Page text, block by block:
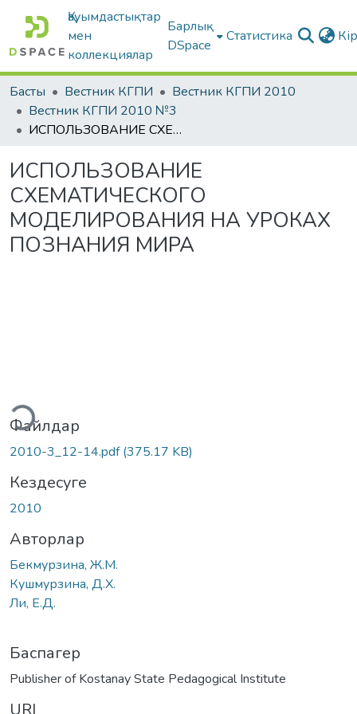
Қауымдастықтар
мен
коллекциялар
Барлық
DSpace
Статистика
Басты Вестник КГПИ
Вестник КГПИ 2010
Вестник КГПИ 2010 №3
ИСПОЛЬЗОВАНИЕ СХЕМАТИЧЕСКОГО МОДЕЛИРОВАНИЯ НА УРОКАХ ПОЗНАНИЯ МИРА
ИСПОЛЬЗОВАНИЕ
СХЕМАТИЧЕСКОГО
МОДЕЛИРОВАНИЯ НА УРОКАХ
ПОЗНАНИЯ МИРА
Файлдар
2010-3_12-14.pdf(375.17 KB)
Кездесуге
2010
Авторлар
Бекмурзина, Ж.М.
Кушмурзина, Д.Х.
Ли, Е.Д.
Баспагер
Publisher of Kostanay State Pedagogical Institute
URI